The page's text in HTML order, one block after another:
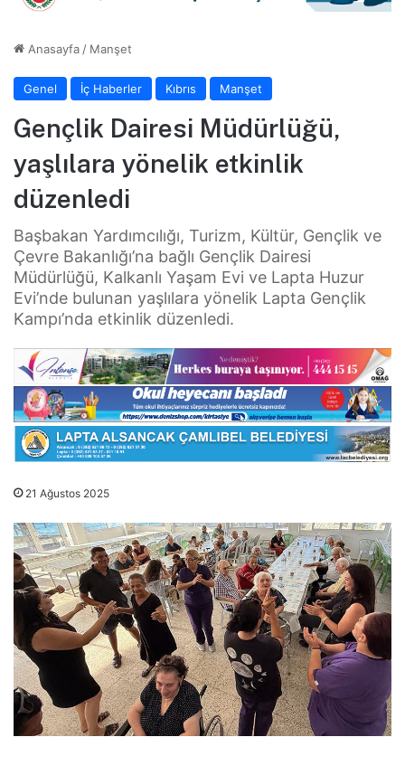
Anasayfa / Manşet
Genel İç Haberler Kıbrıs Manşet
Gençlik Dairesi Müdürlüğü,
yaşlılara yönelik etkinlik
düzenledi
Başbakan Yardımcılığı, Turizm, Kültür, Gençlik ve
Çevre Bakanlığı’na bağlı Gençlik Dairesi
Müdürlüğü, Kalkanlı Yaşam Evi ve Lapta Huzur
Evi’nde bulunan yaşlılara yönelik Lapta Gençlik
Kampı’nda etkinlik düzenledi.
21 Ağustos 2025